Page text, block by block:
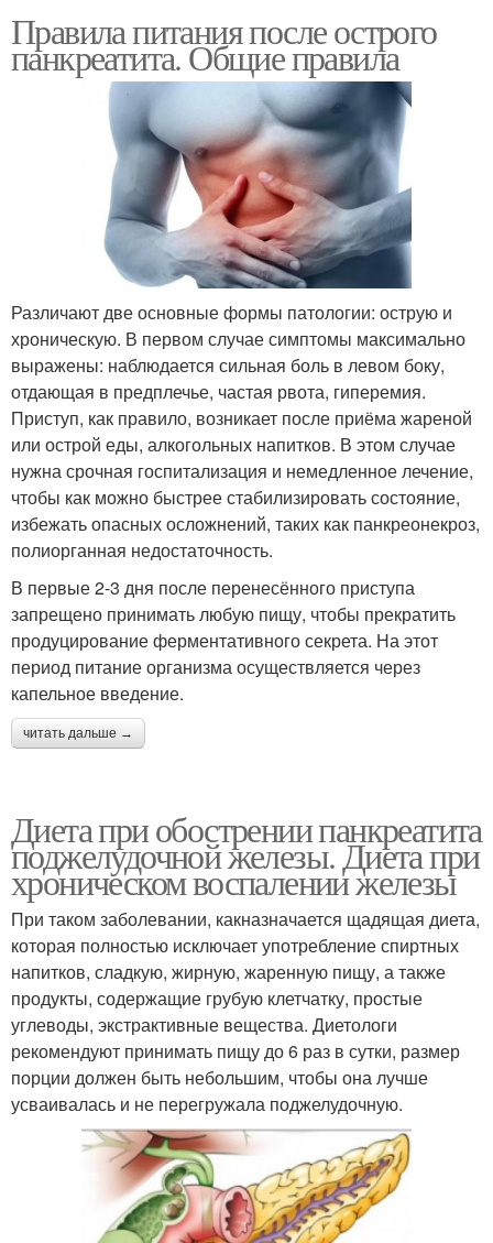
Правила питания после острого
панкреатита. Общие правила
Различают две основные формы патологии: острую и
хроническую. В первом случае симптомы максимально
выражены: наблюдается сильная боль в левом боку,
отдающая в предплечье, частая рвота, гиперемия.
Приступ, как правило, возникает после приёма жареной
или острой еды, алкогольных напитков. В этом случае
нужна срочная госпитализация и немедленное лечение,
чтобы как можно быстрее стабилизировать состояние,
избежать опасных осложнений, таких как панкреонекроз,
полиорганная недостаточность.
В первые 2-3 дня после перенесённого приступа
запрещено принимать любую пищу, чтобы прекратить
продуцирование ферментативного секрета. На этот
период питание организма осуществляется через
капельное введение.
читать дальше →
Диета при обострении панкреатита
поджелудочной железы. Диета при
хроническом воспалении железы
При таком заболевании, какназначается щадящая диета,
которая полностью исключает употребление спиртных
напитков, сладкую, жирную, жаренную пищу, а также
продукты, содержащие грубую клетчатку, простые
углеводы, экстрактивные вещества. Диетологи
рекомендуют принимать пищу до 6 раз в сутки, размер
порции должен быть небольшим, чтобы она лучше
усваивалась и не перегружала поджелудочную.